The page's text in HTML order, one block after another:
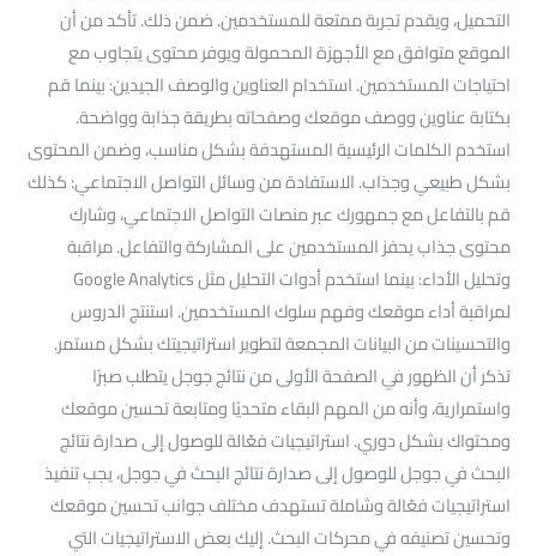
التحميل، ويقدم تجربة ممتعة للمستخدمين. ضمن ذلك. تأكد من أن
الموقع متوافق مع الأجهزة المحمولة ويوفر محتوى يتجاوب مع
احتياجات المستخدمين. استخدام العناوين والوصف الجيدين: بينما قم
بكتابة عناوين ووصف موقعك وصفحاته بطريقة جذابة وواضحة.
استخدم الكلمات الرئيسية المستهدفة بشكل مناسب، وضمن المحتوى
بشكل طبيعي وجذاب. الاستفادة من وسائل التواصل الاجتماعي: كذلك
قم بالتفاعل مع جمهورك عبر منصات التواصل الاجتماعي، وشارك
محتوى جذاب يحفز المستخدمين على المشاركة والتفاعل. مراقبة
وتحليل الأداء: بينما استخدم أدوات التحليل مثل Google Analytics
لمراقبة أداء موقعك وفهم سلوك المستخدمين. استنتج الدروس
والتحسينات من البيانات المجمعة لتطوير استراتيجيتك بشكل مستمر.
تذكر أن الظهور في الصفحة الأولى من نتائج جوجل يتطلب صبرًا
واستمرارية، وأنه من المهم البقاء متحديًا ومتابعة تحسين موقعك
ومحتواك بشكل دوري. استراتيجيات فعّالة للوصول إلى صدارة نتائج
البحث في جوجل للوصول إلى صدارة نتائج البحث في جوجل، يجب تنفيذ
استراتيجيات فعّالة وشاملة تستهدف مختلف جوانب تحسين موقعك
وتحسين تصنيفه في محركات البحث. إليك بعض الاستراتيجيات التي